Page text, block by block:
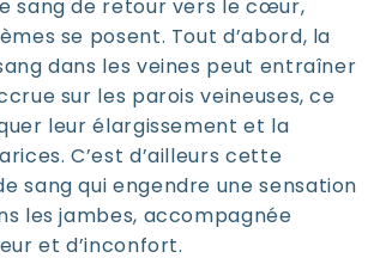
sang de retour vers le cœur,
se posent. Tout d’abord, la
dans les veines peut entraîner
sur les parois veineuses, ce
leur élargissement et la
C’est d’ailleurs cette
sang qui engendre une sensation
les jambes, accompagnée
et d’inconfort.